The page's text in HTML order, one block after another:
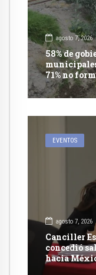
agosto 7, 2026
58% de
71% no
Contraloría
EVENTOS
agosto 7, 2026
Canciller
concedió
hacia
con dicho